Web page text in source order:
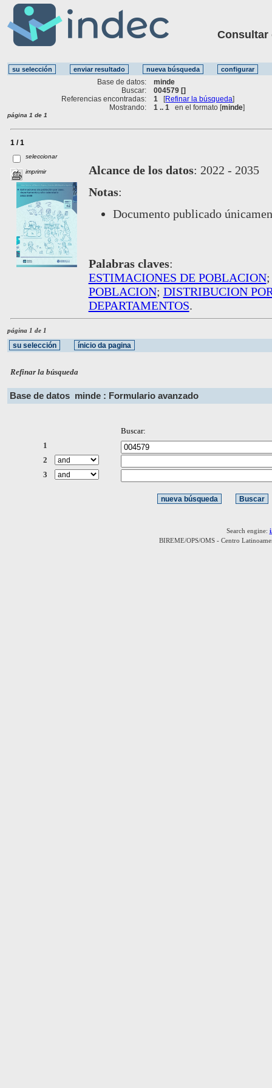
Consultar
Base de datos:
minde
Buscar:
004579 []
Referencias encontradas:
1 [Refinar la búsqueda]
Mostrando:
1 .. 1 en el formato [minde]
página 1 de 1
1 / 1
seleccionar
imprimir Alcance de los datos: 2022 - 2035
Notas:
Documento publicado
Palabras claves:
ESTIMACIONES DE POBLACION;
POBLACION; DISTRIBUCION
DEPARTAMENTOS.
página 1 de 1
Refinar la búsqueda
Base de datos minde : Formulario avanzado
Buscar:
1
2
3
Search engine:
BIREME/OPS/OMS - Centro